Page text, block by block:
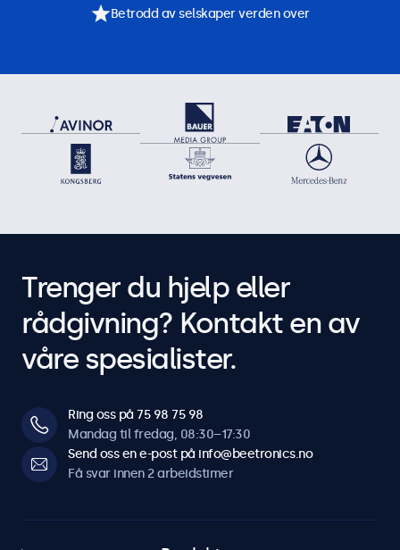
Betrodd av selskaper verden over
Trenger du hjelp eller
rådgivning? Kontakt en av
våre spesialister.
Ring oss på 75 98 75 98
Mandag til fredag, 08:30–17:30
Send oss en e-post på info@beetronics.no
Få svar innen 2 arbeidstimer